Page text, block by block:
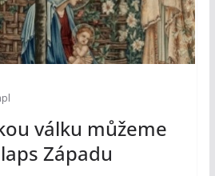
válku můžeme
Západu